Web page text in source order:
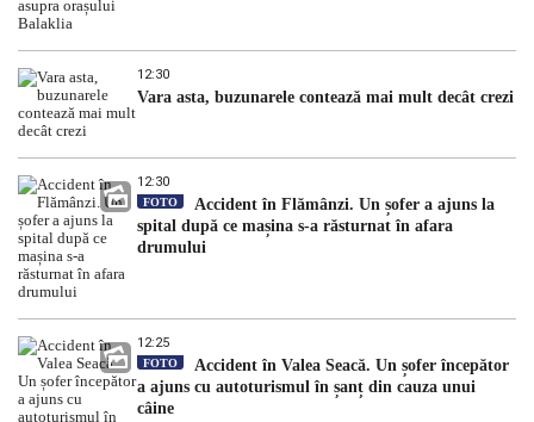
12:30
Vara asta, buzunarele contează mai mult decât crezi
12:30
FOTO
Accident în Flămânzi. Un șofer a ajuns la
spital după ce mașina s-a răsturnat în afara
drumului
12:25
FOTO
Accident în Valea Seacă. Un șofer începător
a ajuns cu autoturismul în șanț din cauza unui
câine